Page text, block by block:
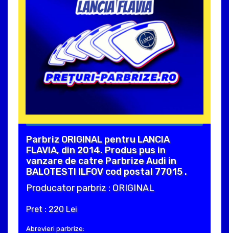
Parbriz ORIGINAL pentru LANCIA
FLAVIA, din 2014. Produs pus in
vanzare de catre Parbrize Audi in
BALOTESTI ILFOV cod postal 77015 .
Producator parbriz : ORIGINAL
Pret : 220 Lei
Abrevieri parbrize: